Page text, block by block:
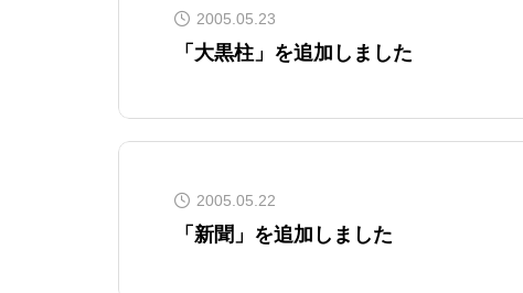
2005.05.23
「大黒柱」を追加しました
2005.05.22
「新聞」を追加しました